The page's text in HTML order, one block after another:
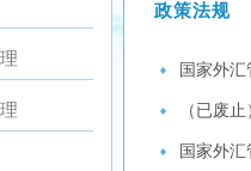
政策法规
国家外
（已废
国家外